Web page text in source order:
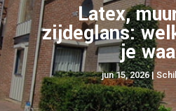
Latex,
zijdeglans:
je
jun 15, 2026|